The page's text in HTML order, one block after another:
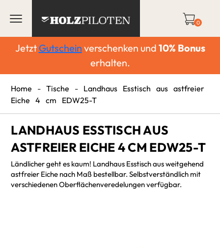
0
Jetzt Gutschein verschenken und 10% Bonus
erhalten.
Home - Tische - Landhaus Esstisch aus astfreier
Eiche 4 cm EDW25-T
LANDHAUS ESSTISCH AUS
ASTFREIER EICHE 4 CM EDW25-T
Ländlicher geht es kaum! Landhaus Esstisch aus weitgehend
astfreier Eiche nach Maß bestellbar. Selbstverständlich mit
verschiedenen Oberflächenveredelungen verfügbar.